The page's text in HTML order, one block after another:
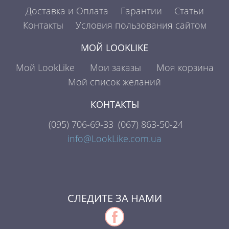
Доставка и Оплата
Гарантии
Статьи
Контакты
Условия пользования сайтом
МОЙ LOOKLIKE
Мой LookLike
Мои заказы
Моя корзина
Мой список желаний
КОНТАКТЫ
(095) 706-69-33 (067) 863-50-24
info@LookLike.com.ua
СЛЕДИТЕ ЗА НАМИ